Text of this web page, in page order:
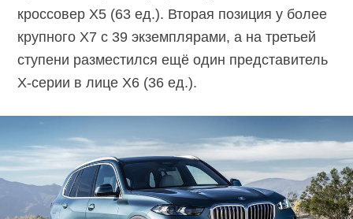
кроссовер X5 (63 ед.). Вторая позиция у более
крупного X7 с 39 экземплярами, а на третьей
ступени разместился ещё один представитель
X-серии в лице X6 (36 ед.).